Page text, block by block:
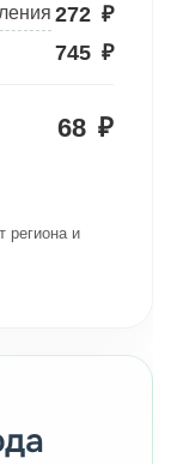
272 ₽
745 ₽
68 ₽
региона и